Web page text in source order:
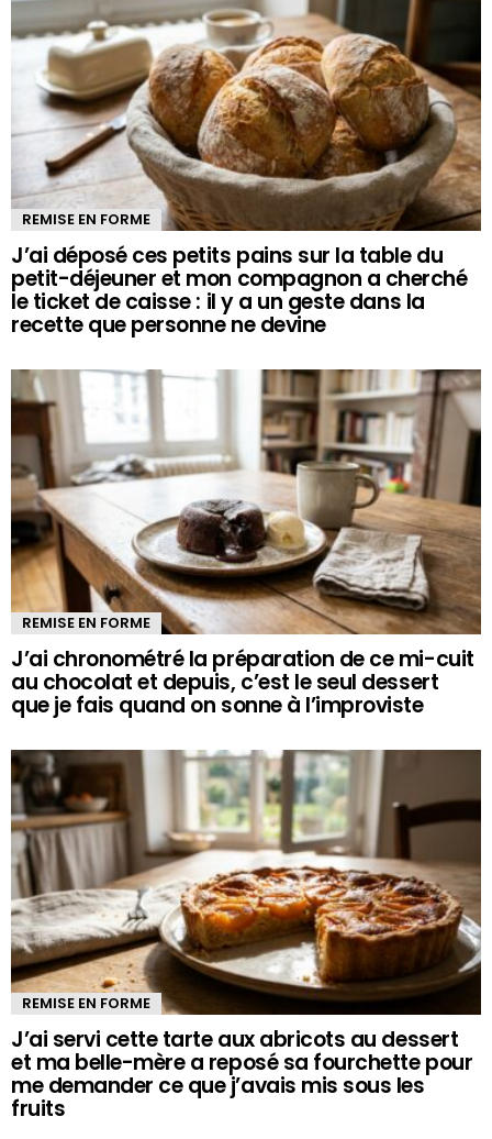
REMISE EN FORME
J’ai déposé ces petits pains sur la table du
petit-déjeuner et mon compagnon a cherché
le ticket de caisse : il y a un geste dans la
recette que personne ne devine
REMISE EN FORME
J’ai chronométré la préparation de ce mi-cuit
au chocolat et depuis, c’est le seul dessert
que je fais quand on sonne à l’improviste
REMISE EN FORME
J’ai servi cette tarte aux abricots au dessert
et ma belle-mère a reposé sa fourchette pour
me demander ce que j’avais mis sous les
fruits